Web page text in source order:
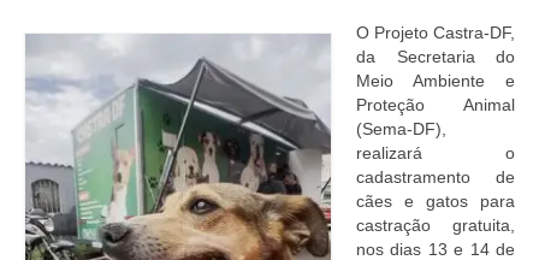
O Projeto Castra-DF,
da Secretaria do
Meio Ambiente e
Proteção Animal
(Sema-DF),
realizará o
cadastramento de
cães e gatos para
castração gratuita,
nos dias 13 e 14 de